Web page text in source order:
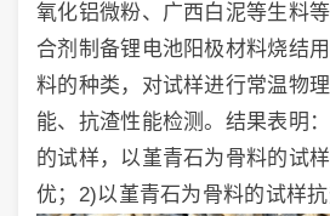
氧化铝微粉、广西白泥等生料
合剂制备锂电池阳极材料烧结
料的种类，对试样进行常温物
能、抗渣性能检测。结果表明
的试样，以堇青石为骨料的试
优；2)以堇青石为骨料的试样抗